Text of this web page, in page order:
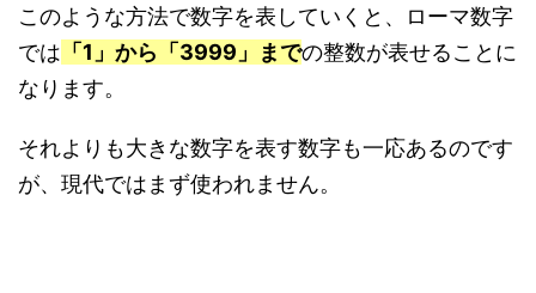
このような方法で数字を表していくと、ローマ数字
では 「1」から「3999」までの整数が表せることに
なります。
それよりも大きな数字を表す数字も一応あるのです
が、現代ではまず使われません。